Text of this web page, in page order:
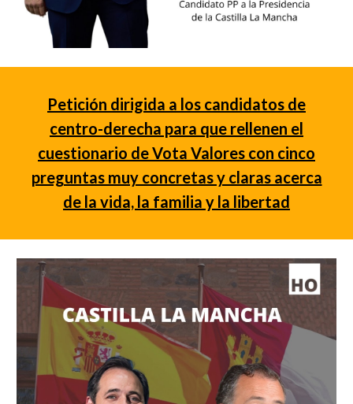
Petición dirigida a los candidatos de
centro-derecha para que rellenen el
cuestionario de Vota Valores con cinco
preguntas muy concretas y claras acerca
de la vida, la familia y la libertad